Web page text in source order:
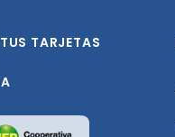
TARJETAS